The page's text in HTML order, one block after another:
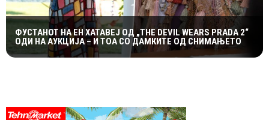
ФУСТАНОТ НА ЕН ХАТАВЕЈ ОД „THE DEVIL WEARS PRADA 2“
ОДИ НА АУКЦИЈА – И ТОА СО ДАМКИТЕ ОД СНИМАЊЕТО